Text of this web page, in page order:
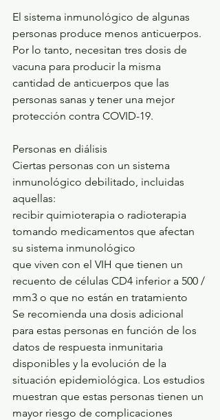
El sistema inmunológico de algunas
personas produce menos anticuerpos.
Por lo tanto, necesitan tres dosis de
vacuna para producir la misma
cantidad de anticuerpos que las
personas sanas y tener una mejor
protección contra COVID-19.
Personas en diálisis
Ciertas personas con un sistema
inmunológico debilitado, incluidas
aquellas:
recibir quimioterapia o radioterapia
tomando medicamentos que afectan
su sistema inmunológico
que viven con el VIH que tienen un
recuento de células CD4 inferior a 500 /
mm3 o que no están en tratamiento
Se recomienda una dosis adicional
para estas personas en función de los
datos de respuesta inmunitaria
disponibles y la evolución de la
situación epidemiológica. Los estudios
muestran que estas personas tienen un
mayor riesgo de complicaciones